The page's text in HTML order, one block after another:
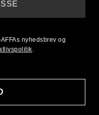
nyhedsbrev og
.